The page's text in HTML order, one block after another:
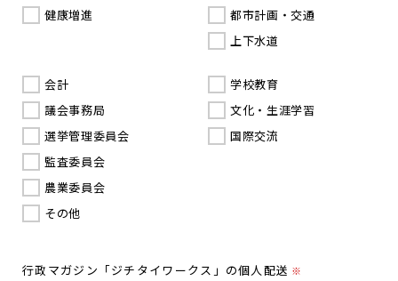
健康増進
都市計画・交通
上下水道
会計
議会事務局
選挙管理委員会
監査委員会
農業委員会
その他
学校教育
文化・生涯学習
国際交流
行政マガジン「ジチタイワークス」の個人配送 ※